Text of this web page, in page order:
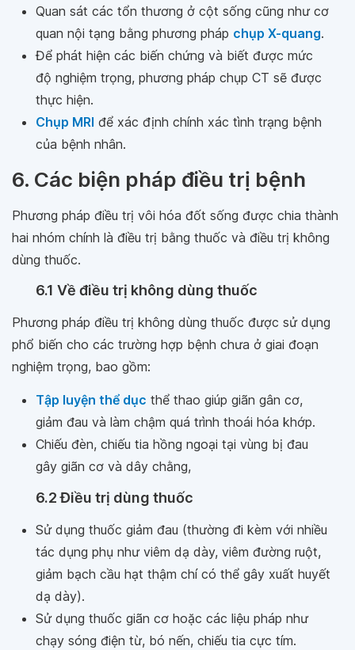
Quan sát các tổn thương ở cột sống cũng như cơ
quan nội tạng bằng phương pháp chụp X-quang.
Để phát hiện các biến chứng và biết được mức
độ nghiệm trọng, phương pháp chụp CT sẽ được
thực hiện.
Chụp MRI để xác định chính xác tình trạng bệnh
của bệnh nhân.
6. Các biện pháp điều trị bệnh
Phương pháp điều trị vôi hóa đốt sống được chia thành
hai nhóm chính là điều trị bằng thuốc và điều trị không
dùng thuốc.
6.1 Về điều trị không dùng thuốc
Phương pháp điều trị không dùng thuốc được sử dụng
phổ biến cho các trường hợp bệnh chưa ở giai đoạn
nghiệm trọng, bao gồm:
Tập luyện thể dục thể thao giúp giãn gân cơ,
giảm đau và làm chậm quá trình thoái hóa khớp.
Chiếu đèn, chiếu tia hồng ngoại tại vùng bị đau
gây giãn cơ và dây chằng,
6.2 Điều trị dùng thuốc
Sử dụng thuốc giảm đau (thường đi kèm với nhiều
tác dụng phụ như viêm dạ dày, viêm đường ruột,
giảm bạch cầu hạt thậm chí có thể gây xuất huyết
dạ dày).
Sử dụng thuốc giãn cơ hoặc các liệu pháp như
chạy sóng điện từ, bó nến, chiếu tia cực tím.